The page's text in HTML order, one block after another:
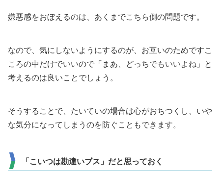
嫌悪感をおぼえるのは、あくまでこちら側の問題です。
なので、気にしないようにするのが、お互いのためですこ
ころの中だけでいいので「まあ、どっちでもいいよね」と
考えるのは良いことでしょう。
そうすることで、たいていの場合は心がおちつくし、いや
な気分になってしまうのを防ぐこともできます。
「こいつは勘違いブス」だと思っておく